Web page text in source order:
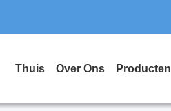
Thuis Over Ons Producten